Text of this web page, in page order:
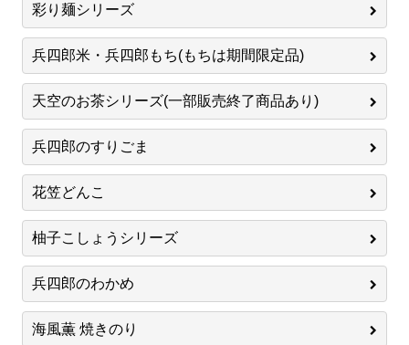
彩り麺シリーズ
兵四郎米・兵四郎もち(もちは期間限定品)
天空のお茶シリーズ(一部販売終了商品あり)
兵四郎のすりごま
花笠どんこ
柚子こしょうシリーズ
兵四郎のわかめ
海風薫 焼きのり